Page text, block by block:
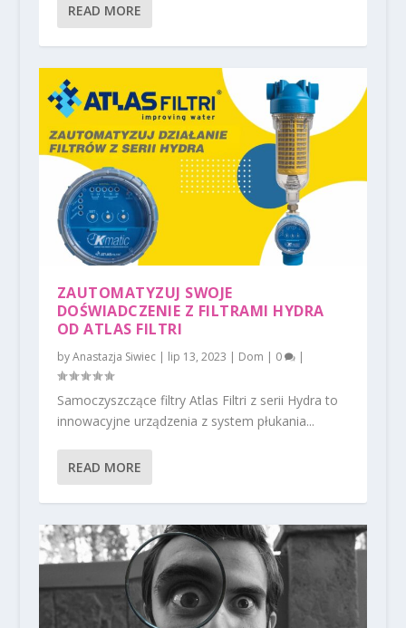
READ MORE
ZAUTOMATYZUJ SWOJE
DOŚWIADCZENIE Z FILTRAMI HYDRA
OD ATLAS FILTRI
byAnastazja Siwiec| lip 13, 2023 | Dom | 0 |
Samoczyszczące filtry Atlas Filtri z serii Hydra to
innowacyjne urządzenia z system płukania...
READ MORE